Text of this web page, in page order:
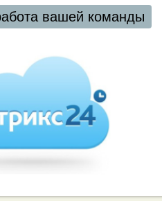
вашей команды